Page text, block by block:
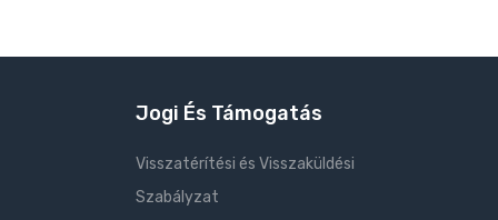
Jogi És Támogatás
Visszatérítési és Visszaküldési
Szabályzat